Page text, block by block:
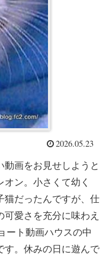
2026.05.23
画をお見せしようと
ン。小さくて幼く
猫だったんですが、仕
愛さを充分に味わえ
ート動画ハウスの中
す。休みの日に遊んで